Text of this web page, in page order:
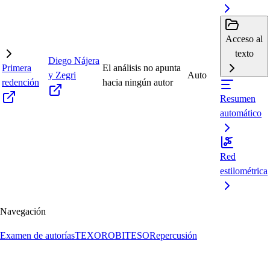
Primera
redención
Diego Nájera
y Zegri
El análisis no apunta
hacia ningún autor
Auto
Acceso al
texto
Resumen
automático
Red
estilométrica
Navegación
Examen de autoríasTEXOROBITESORepercusión